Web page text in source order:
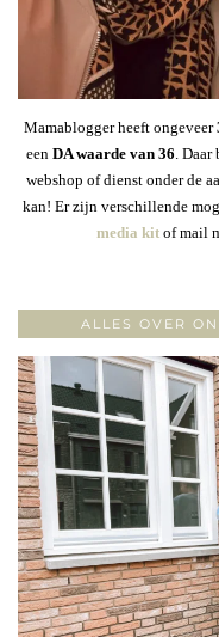
Mamablogger heeft ongeveer
een DA waarde van 36 .
webshop of dienst onder de
kan! Er zijn verschillende
media kitof mail
ALLES OVER